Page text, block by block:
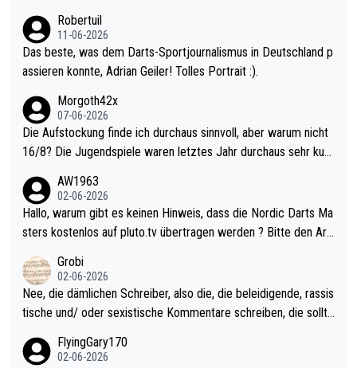
Robertuil
11-06-2026
Das beste, was dem Darts-Sportjournalismus in Deutschland p
assieren konnte, Adrian Geiler! Tolles Portrait :).
Morgoth42x
07-06-2026
Die Aufstockung finde ich durchaus sinnvoll, aber warum nicht
16/8? Die Jugendspiele waren letztes Jahr durchaus sehr kurz
Allerdings ist Mitchell Lawrie als Nummer 1 der Welt eh qualifi
ziert. Somit ändert die automatische Qualifikation des Weltmei
sters erstmal nichts. Ich denke sie wollen damit für nächstes J
ohl wenig WDF Turniere spielen. Dies war bei Archie Self letzt
es Jahr der Fall. Er musste als amtierender Weltmeister durch
den Qualifier und ich glaube kaum, dass Mitchel sich das (in Ve
el hat.
AW1963
02-06-2026
Hallo, warum gibt es keinen Hinweis, dass die Nordic Darts Ma
sters kostenlos auf pluto.tv übertragen werden ? Bitte den Arti
Grobi
02-06-2026
Nee, die dämlichen Schreiber, also die, die beleidigende, rassis
tische und/ oder sexistische Kommentare schreiben, die sollte
s Leben in den Griff kriegen. Nur eins wundert mich: Luke Little
FlyingGary170
02-06-2026